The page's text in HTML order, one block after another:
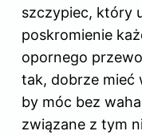
szczypiec, który
poskromienie
opornego
tak, dobrze mieć
by móc bez
związane z tym